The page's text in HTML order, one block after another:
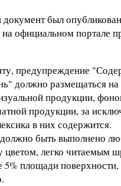
был
на официальном портале
предупреждение
должно размещаться
продукции,
продукции, за
в них содержится.
быть выполнено
цветом, легко читаемым
5% площади поверхности,